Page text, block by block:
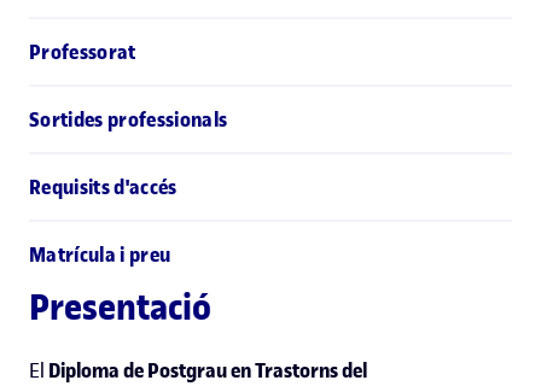
Professorat
Sortides professionals
Requisits d'accés
Matrícula i preu
Presentació
El Diploma de Postgrau en Trastorns del